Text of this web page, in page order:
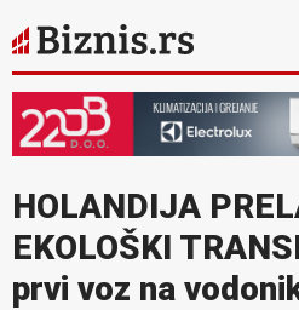
HOLANDIJA
EKOLOŠKI
prvi voz na